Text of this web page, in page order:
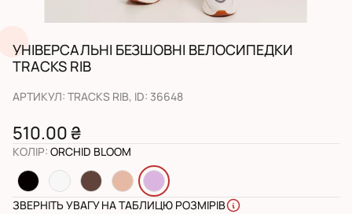
УНІВЕРСАЛЬНІ БЕЗШОВНІ ВЕЛОСИПЕДКИ
TRACKS RIB
АРТИКУЛ: TRACKS RIB, ID: 36648
510.00 ₴
КОЛІР: ORCHID BLOOM
ЗВЕРНІТЬ УВАГУ НА ТАБЛИЦЮ РОЗМІРІВ